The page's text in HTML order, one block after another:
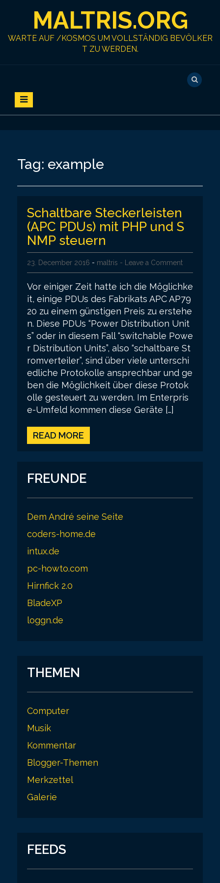
MALTRIS.ORG
WARTE AUF /KOSMOS UM VOLLSTÄNDIG BEVÖLKER
T ZU WERDEN.
Tag: example
Schaltbare Steckerleisten
(APC PDUs) mit PHP und S
NMP steuern
23. December 2016 - maltris - Leave a Comment
Vor einiger Zeit hatte ich die Möglichke
it, einige PDUs des Fabrikats APC AP79
20 zu einem günstigen Preis zu erstehe
n. Diese PDUs “Power Distribution Unit
s” oder in diesem Fall “switchable Powe
r Distribution Units”, also “schaltbare St
romverteiler”, sind über viele unterschi
edliche Protokolle ansprechbar und ge
ben die Möglichkeit über diese Protok
olle gesteuert zu werden. Im Enterpris
e-Umfeld kommen diese Geräte […]
READ MORE
FREUNDE
Dem André seine Seite
coders-home.de
intux.de
pc-howto.com
Hirnfick 2.0
BladeXP
loggn.de
THEMEN
Computer
Musik
Kommentar
Blogger-Themen
Merkzettel
Galerie
FEEDS